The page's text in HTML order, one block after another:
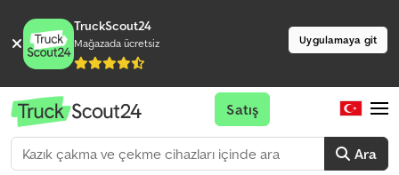
TruckScout24
Mağazada ücretsiz Uygulamaya git
Ara
Satış